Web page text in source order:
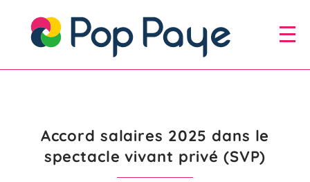
Aller
au
menu
Aller au
contenu
Accord salaires 2025 dans le
spectacle vivant privé (SVP)